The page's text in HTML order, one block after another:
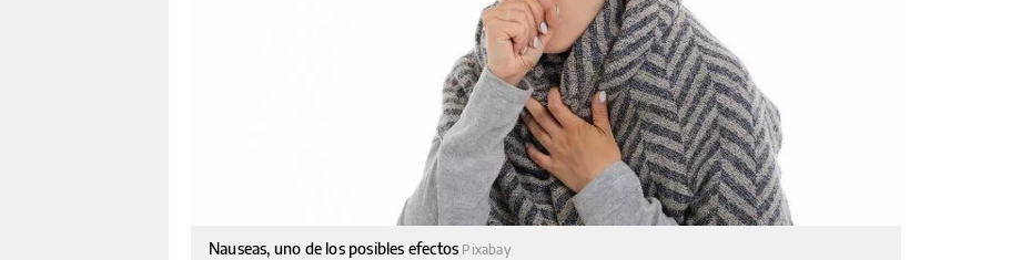
Nauseas, uno de los posibles efectos Pixabay